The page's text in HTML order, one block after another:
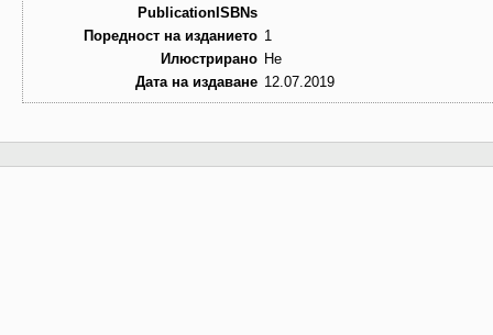
PublicationISBNs
Поредност на изданието 1
Илюстрирано Не
Дата на издаване 12.07.2019